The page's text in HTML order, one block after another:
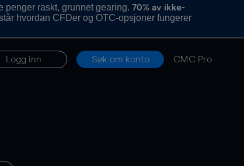
penger raskt, grunnet gearing.70% av ikke-
hvordan CFDer og OTC-opsjoner fungerer
Logg inn Søk om konto CMC Pro